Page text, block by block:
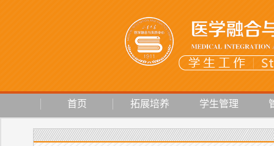
首页 拓展培养 学生管理